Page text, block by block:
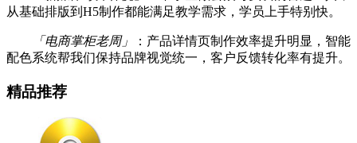
从基础排版到H5制作都能满足教学需求，学员上手特别快。
「电商掌柜老周」
：产品详情页制作效率提升明显，智能
配色系统帮我们保持品牌视觉统一，客户反馈转化率有提升。
精品推荐